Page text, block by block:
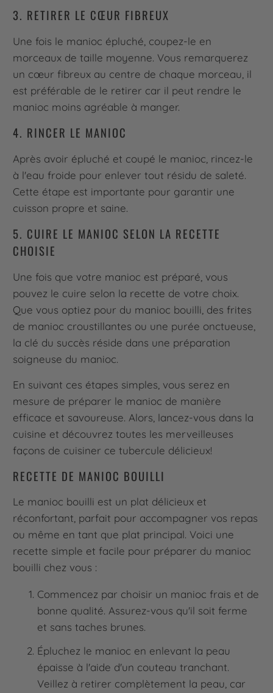
3. RETIRER LE CŒUR FIBREUX
Une fois le manioc épluché, coupez-le en
morceaux de taille moyenne. Vous remarquerez
un cœur fibreux au centre de chaque morceau, il
est préférable de le retirer car il peut rendre le
manioc moins agréable à manger.
4. RINCER LE MANIOC
Après avoir épluché et coupé le manioc, rincez-le
à l'eau froide pour enlever tout résidu de saleté.
Cette étape est importante pour garantir une
cuisson propre et saine.
5. CUIRE LE MANIOC SELON LA RECETTE
CHOISIE
Une fois que votre manioc est préparé, vous
pouvez le cuire selon la recette de votre choix.
Que vous optiez pour du manioc bouilli, des frites
de manioc croustillantes ou une purée onctueuse,
la clé du succès réside dans une préparation
soigneuse du manioc.
En suivant ces étapes simples, vous serez en
mesure de préparer le manioc de manière
efficace et savoureuse. Alors, lancez-vous dans la
cuisine et découvrez toutes les merveilleuses
façons de cuisiner ce tubercule délicieux!
RECETTE DE MANIOC BOUILLI
Le manioc bouilli est un plat délicieux et
réconfortant, parfait pour accompagner vos repas
ou même en tant que plat principal. Voici une
recette simple et facile pour préparer du manioc
bouilli chez vous :
Commencez par choisir un manioc frais et de
bonne qualité. Assurez-vous qu'il soit ferme
et sans taches brunes.
Épluchez le manioc en enlevant la peau
épaisse à l'aide d'un couteau tranchant.
Veillez à retirer complètement la peau, car